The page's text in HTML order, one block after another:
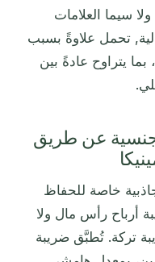
سيما العلامات
تحمل علاوةً بسبب
يتراوح عادةً بين
عن طريق
خاصة للحفاظ
أرباح رأس مال ولا
تركة. تُطبَّق ضريبة